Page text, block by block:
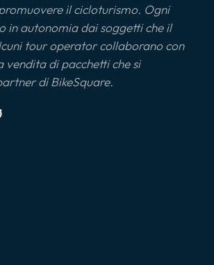
il cicloturismo. Ogni
in autonomia dai soggetti che il
tour operator collaborano con
vendita di pacchetti che si
di BikeSquare.